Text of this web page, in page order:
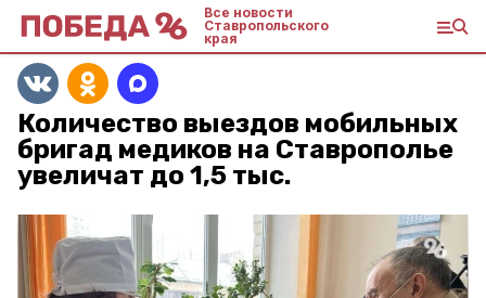
Все новости
Ставропольского
края
Количество выездов мобильных
бригад медиков на Ставрополье
увеличат до 1,5 тыс.